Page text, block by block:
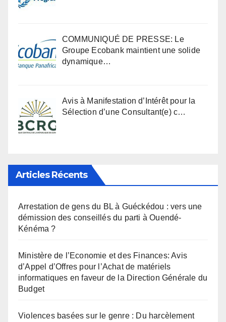
COMMUNIQUÉ DE PRESSE: Le
Groupe Ecobank maintient une solide
dynamique…
Avis à Manifestation d’Intérêt pour la
Sélection d’une Consultant(e) c…
Articles Récents
Arrestation de gens du BL à Guéckédou : vers une
démission des conseillés du parti à Ouendé-
Kénéma ?
Ministère de l’Economie et des Finances: Avis
d’Appel d’Offres pour l’Achat de matériels
informatiques en faveur de la Direction Générale du
Budget
Violences basées sur le genre : Du harcèlement